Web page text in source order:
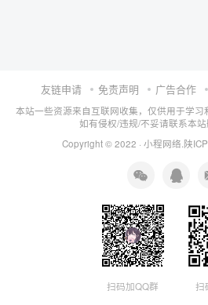
友链申请 免责声明 广告合作
本站一些资源来自互联网收集，仅供用于学习
如有侵权/违规/不妥请联系本
Copyright © 2022 · 小程网络 陕
扫码加QQ群 扫